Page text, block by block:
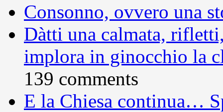
Consonno, ovvero una
Dàtti una calmata,
implora in ginocchio la
139 comments
E la Chiesa continua…